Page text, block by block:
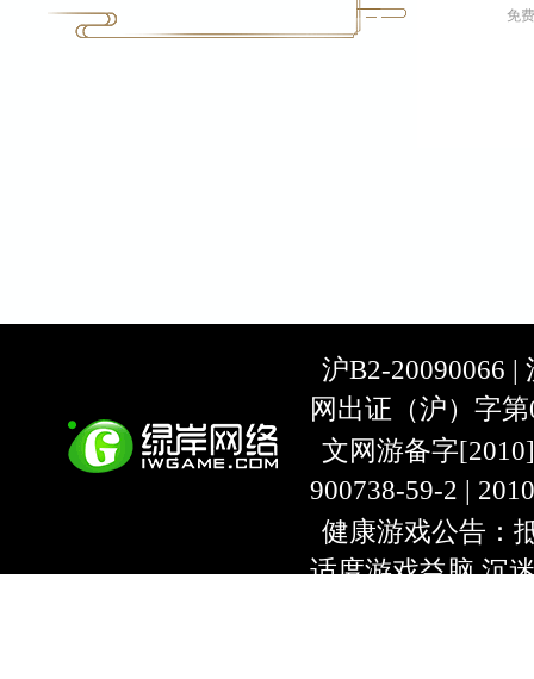
免
沪B2-20090066 |
网出证（沪）字
文网游备字
900738-59-2 |
健康游戏公告：
适度游戏益脑 沉